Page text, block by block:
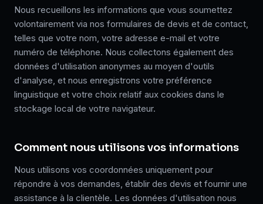
Nous recueillons les informations que vous soumettez
volontairement via nos formulaires de devis et de contact,
telles que votre nom, votre adresse e-mail et votre
numéro de téléphone. Nous collectons également des
données d'utilisation anonymes au moyen d'outils
d'analyse, et nous enregistrons votre préférence
linguistique et votre choix relatif aux cookies dans le
stockage local de votre navigateur.
Comment nous utilisons vos informations
Nous utilisons vos coordonnées uniquement pour
répondre à vos demandes, établir des devis et fournir une
assistance à la clientèle. Les données d'utilisation nous